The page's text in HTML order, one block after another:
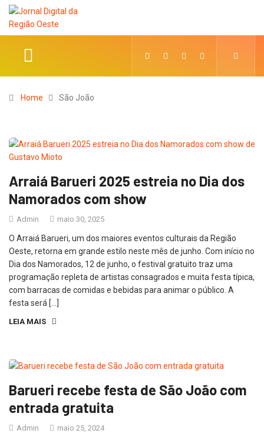
Home São João
Arraiá Barueri 2025 estreia no Dia dos
Namorados com show
Admin maio 30, 2025
O Arraiá Barueri, um dos maiores eventos culturais da Região
Oeste, retorna em grande estilo neste mês de junho. Com início no
Dia dos Namorados, 12 de junho, o festival gratuito traz uma
programação repleta de artistas consagrados e muita festa típica,
com barracas de comidas e bebidas para animar o público. A
festa será […]
LEIA MAIS
Barueri recebe festa de São João com
entrada gratuita
Admin maio 25, 2024